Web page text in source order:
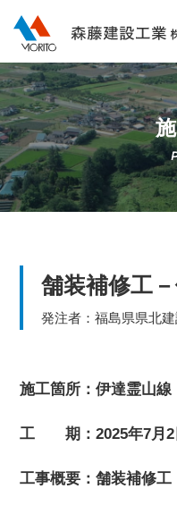
舗装補修工
発注者：福島県県北
施工箇所：伊達霊山
工 期：2025年7月2
工事概要：舗装補修工